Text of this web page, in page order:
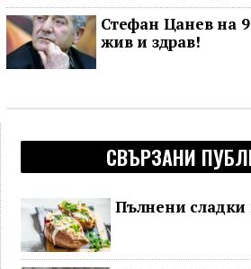
Стефан Цанев на
жив и здрав!
СВЪРЗАНИ
Пълнени сладки